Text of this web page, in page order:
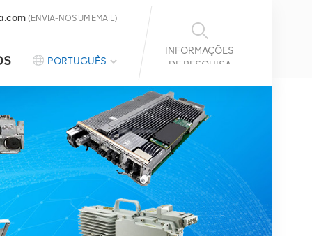
INFORMAÇÕES
DE PESQUISA
(ENVIA-NOS UM EMAIL)
PORTUGUÊS